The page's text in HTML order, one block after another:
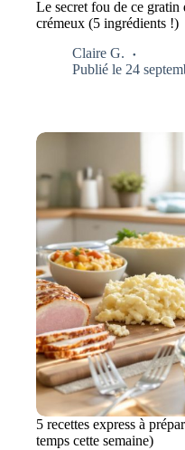
Le secret fou de ce gratin
crémeux (5 ingrédients !)
Claire G.
Publié le 24
5 recettes express à
temps cette semaine)